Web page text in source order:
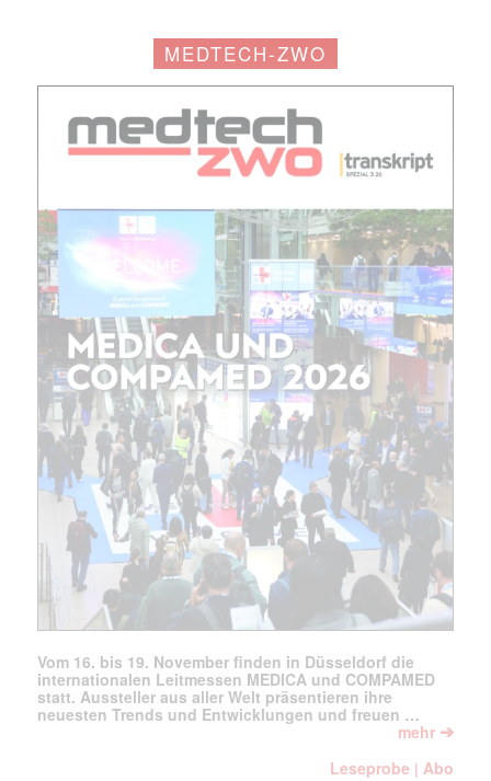
jede Woche aktuell informiert.
E-
Mail
(erforderlich)
MEDTECH-ZWO
Vom 16. bis 19. November finden in Düsseldorf die
internationalen Leitmessen MEDICA und COMPAMED
statt. Aussteller aus aller Welt präsentieren ihre
neuesten Trends und Entwicklungen und freuen …
mehr ➔
Leseprobe |Abo